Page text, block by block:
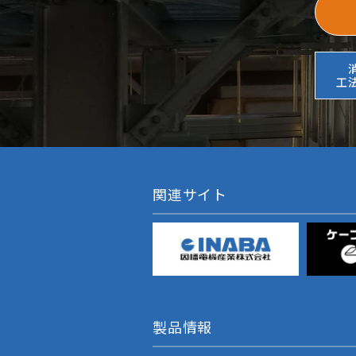
工
関連サイト
製品情報